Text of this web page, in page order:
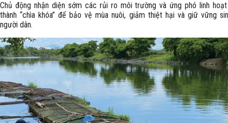
Chủ động nhận diện sớm các rủi ro môi trường và ứng phó linh
thành “chìa khóa” để bảo vệ mùa nuôi, giảm thiệt hại và giữ vững
người dân.